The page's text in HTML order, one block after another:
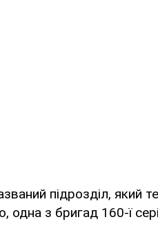
підрозділ, який
одна з бригад 160-ї